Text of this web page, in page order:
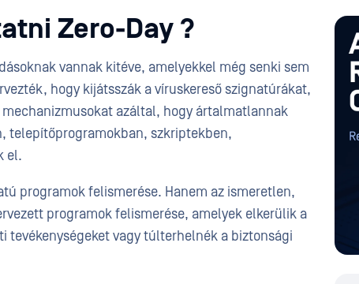
Zero-Day ?
vannak kitéve, amelyekkel még senki sem
hogy kijátsszák a víruskereső szignatúrákat,
azáltal, hogy ártalmatlannak
telepítőprogramokban, szkriptekben,
el.
programok felismerése. Hanem az ismeretlen,
programok felismerése, amelyek elkerülik a
vagy túlterhelnék a biztonsági